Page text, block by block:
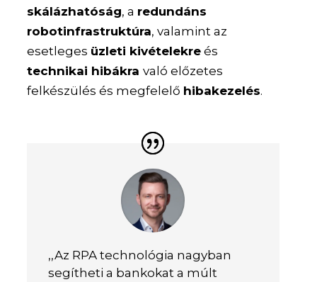
skálázhatóság, a redundáns
robotinfrastruktúra, valamint az
esetleges üzleti kivételekre és
technikai hibákravaló előzetes
felkészülés és megfelelő hibakezelés.
,,Az RPA technológia nagyban
segítheti a bankokat a múlt